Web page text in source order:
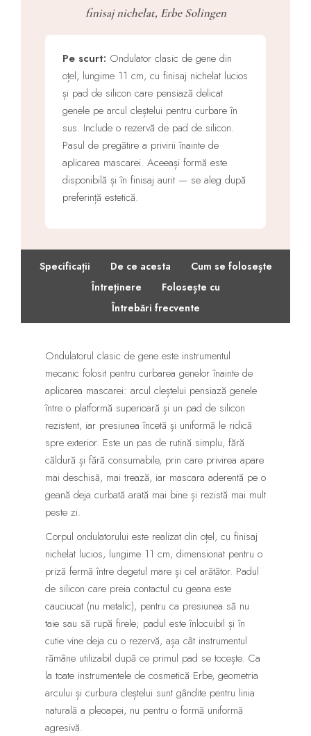
finisaj nichelat, Erbe Solingen
Pe scurt: Ondulator clasic de gene din
oțel, lungime 11 cm, cu finisaj nichelat lucios
și pad de silicon care pensiază delicat
genele pe arcul cleștelui pentru curbare în
sus. Include o rezervă de pad de silicon.
Pasul de pregătire a privirii înainte de
aplicarea mascarei. Aceeași formă este
disponibilă și în finisaj aurit — se aleg după
preferință estetică.
Specificații De ce acesta Cum se folosește
Întreținere Folosește cu
Întrebări frecvente
Ondulatorul clasic de gene este instrumentul
mecanic folosit pentru curbarea genelor înainte de
aplicarea mascarei: arcul cleștelui pensiază genele
între o platformă superioară și un pad de silicon
rezistent, iar presiunea încetă și uniformă le ridică
spre exterior. Este un pas de rutină simplu, fără
căldură și fără consumabile, prin care privirea apare
mai deschisă, mai trează, iar mascara aderentă pe o
geană deja curbată arată mai bine și rezistă mai mult
peste zi.
Corpul ondulatorului este realizat din oțel, cu finisaj
nichelat lucios, lungime 11 cm, dimensionat pentru o
priză fermă între degetul mare și cel arătător. Padul
de silicon care preia contactul cu geana este
cauciucat (nu metalic), pentru ca presiunea să nu
taie sau să rupă firele; padul este înlocuibil și în
cutie vine deja cu o rezervă, așa cât instrumentul
rămâne utilizabil după ce primul pad se tocește. Ca
la toate instrumentele de cosmetică Erbe, geometria
arcului și curbura cleștelui sunt gândite pentru linia
naturală a pleoapei, nu pentru o formă uniformă
agresivă.